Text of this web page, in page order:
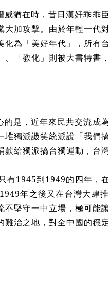
猶在時，昔日漢奸乖乖
加攻擊。由於年輕一代
為「美好年代」，所有
「教化」則被大書特書
是，近年來民共交流成
獨派譏笑統派說「我們
給獨派搞台獨運動，台
有1945到1949的四年，
年之後又在台灣大肆
堅守一中立場，極可能
治之地，對全中國的穩